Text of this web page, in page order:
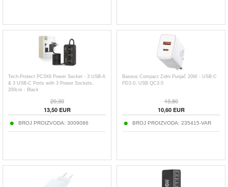
Tech-Protect PC3X6 Power Socket - 3 USB-A
& 3 USB-C Ports with 3 Power Sockets,
200cm - Black
20,30
13,50EUR
BROJ PROIZVODA: 3009086
Baseus Compact Zidni Punjač 20W - USB-C
PD3.0, USB QC3.0
13,80
10,60EUR
BROJ PROIZVODA: 235415-VAR